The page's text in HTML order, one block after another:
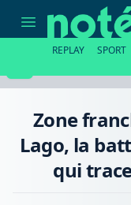
franche
la
Quevaucamps
REPLAY SPORT
Zone
Lago, la
qui